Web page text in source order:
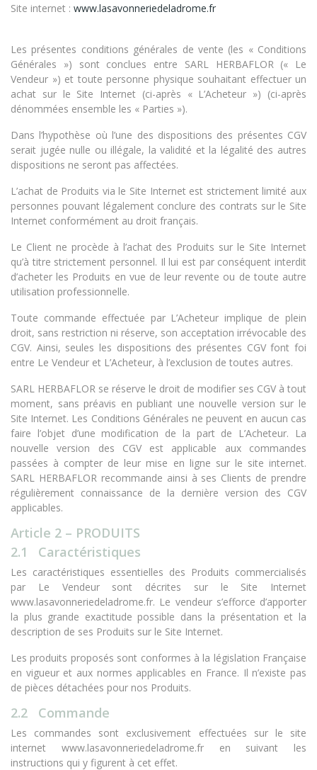
Site internet : www.lasavonneriedeladrome.fr
Les présentes conditions générales de vente (les « Conditions
Générales ») sont conclues entre SARL HERBAFLOR (« Le
Vendeur ») et toute personne physique souhaitant effectuer un
achat sur le Site Internet (ci-après « L’Acheteur ») (ci-après
dénommées ensemble les « Parties »).
Dans l’hypothèse où l’une des dispositions des présentes CGV
serait jugée nulle ou illégale, la validité et la légalité des autres
dispositions ne seront pas affectées.
L’achat de Produits via le Site Internet est strictement limité aux
personnes pouvant légalement conclure des contrats sur le Site
Internet conformément au droit français.
Le Client ne procède à l’achat des Produits sur le Site Internet
qu’à titre strictement personnel. Il lui est par conséquent interdit
d’acheter les Produits en vue de leur revente ou de toute autre
utilisation professionnelle.
Toute commande effectuée par L’Acheteur implique de plein
droit, sans restriction ni réserve, son acceptation irrévocable des
CGV. Ainsi, seules les dispositions des présentes CGV font foi
entre Le Vendeur et L’Acheteur, à l’exclusion de toutes autres.
SARL HERBAFLOR se réserve le droit de modifier ses CGV à tout
moment, sans préavis en publiant une nouvelle version sur le
Site Internet. Les Conditions Générales ne peuvent en aucun cas
faire l’objet d’une modification de la part de L’Acheteur. La
nouvelle version des CGV est applicable aux commandes
passées à compter de leur mise en ligne sur le site internet.
SARL HERBAFLOR recommande ainsi à ses Clients de prendre
régulièrement connaissance de la dernière version des CGV
applicables.
Article 2 – PRODUITS
2.1 Caractéristiques
Les caractéristiques essentielles des Produits commercialisés
par Le Vendeur sont décrites sur le Site Internet
www.lasavonneriedeladrome.fr. Le vendeur s’efforce d’apporter
la plus grande exactitude possible dans la présentation et la
description de ses Produits sur le Site Internet.
Les produits proposés sont conformes à la législation Française
en vigueur et aux normes applicables en France. Il n’existe pas
de pièces détachées pour nos Produits.
2.2 Commande
Les commandes sont exclusivement effectuées sur le site
internet www.lasavonneriedeladrome.fr en suivant les
instructions qui y figurent à cet effet.